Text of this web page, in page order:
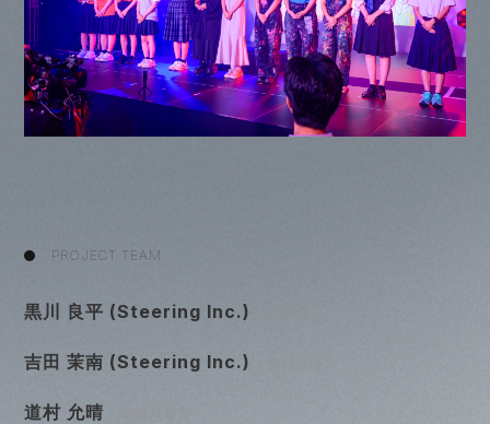
PROJECT TEAM
黒川 良平 (Steering Inc.)
吉田 茉南 (Steering Inc.)
道村 允晴